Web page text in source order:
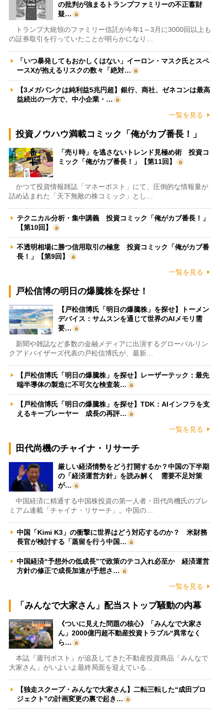
の批判が強まるトランプファミリーの不正蓄財
疑…
トランプ大統領のファミリー信託が今年1～3月に3000回以上も
の証券取引を行っていたことが明らかになり…
「いつ暴発してもおかしくはない」イーロン・マスク氏とスペ
ースXが抱えるリスクの数々「絶対…
【3メガバンクは純利益5兆円超】銀行、商社、ゼネコンは最高
益続出の一方で、中小企業・…
一覧を見る
投資ノウハウ満載コミック「俺がカブ番長！」
「売り時」を逃さないトレンド見極め術 投資コ
ミック「俺がカブ番長！」【第11回】
かつて投資情報雑誌「マネーポスト」にて、圧倒的な情報量が
詰め込まれた「天下無敵の株コミック」とし…
テクニカル分析・集中講義 投資コミック「俺がカブ番長！」
【第10回】
不透明相場に勝つ信用取引の極意 投資コミック「俺がカブ番
長！」【第9回】
一覧を見る
戸松信博の明日の爆騰株を探せ！
【戸松信博氏「明日の爆騰株」を探せ】トーメン
デバイス：サムスンを通じて世界のAIメモリ需
要…
新聞や雑誌など多数の金融メディアに出演するグローバルリン
クアドバイザーズ代表の戸松信博氏が、最新…
【戸松信博氏「明日の爆騰株」を探せ】レーザーテック：最先
端半導体の製造に不可欠な検査装…
【戸松信博氏「明日の爆騰株」を探せ】TDK：AIインフラを支
えるキープレーヤー 成長の再評…
一覧を見る
田代尚機のチャイナ・リサーチ
厳しい経済情勢をどう打開するか？中国の下半期
の「経済運営方針」を読み解く 需要不足対策
が…
中国経済に精通する中国株投資の第一人者・田代尚機氏のプレ
ミアム連載「チャイナ・リサーチ」。中国の…
中国「Kimi K3」の衝撃に世界はどう対応するのか？ 米財務
長官が検討する「蒸留を行う中国…
中国経済“予想外の低成長”で政策のテコ入れ必至か 経済運営
方針の修正で成長加速が予想さ…
一覧を見る
「みんなで大家さん」配当ストップ騒動の内幕
《ついに見えた問題の核心》「みんなで大家さ
ん」2000億円超不動産投資トラブル“異常なく
ら…
本誌『週刊ポスト』が追及してきた不動産投資商品「みんなで
大家さん」がいよいよ最終局面を迎えている…
【独走スクープ・みんなで大家さん】二転三転した“成田プロ
ジェクト”の計画変更の裏で起き…